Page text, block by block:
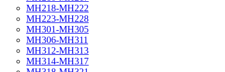
МН218-МН222
МН223-МН228
МН301-МН305
МН306-МН311
МН312-МН313
МН314-МН317